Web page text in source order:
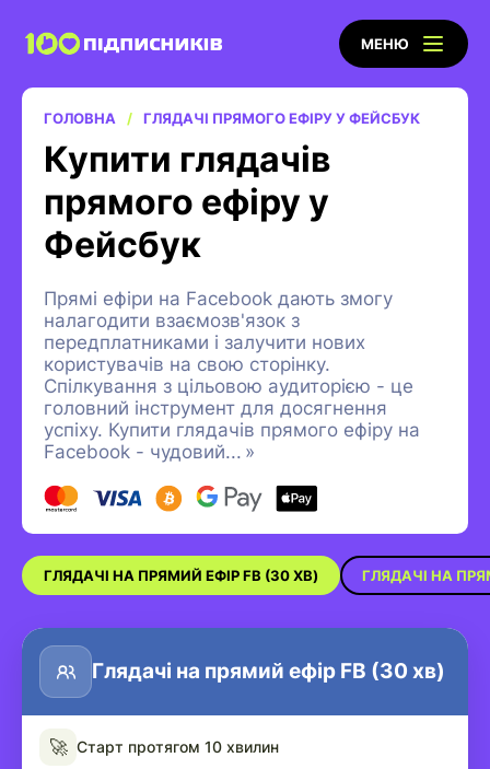
МЕНЮ
ГОЛОВНА ГЛЯДАЧІ ПРЯМОГО ЕФІРУ У ФЕЙСБУК
Купити глядачів
прямого ефіру у
Фейсбук
Прямі ефіри на Facebook дають змогу
налагодити взаємозв'язок з
передплатниками і залучити нових
користувачів на свою сторінку.
Спілкування з цільовою аудиторією - це
головний інструмент для досягнення
успіху. Купити глядачів прямого ефіру на
Facebook - чудовий... »
ГЛЯДАЧІ НА ПРЯМИЙ ЕФІР FB (30 ХВ) ГЛЯДАЧІ НА
Глядачі на прямий ефір FB (30 хв)
🚀 Старт протягом 10 хвилин